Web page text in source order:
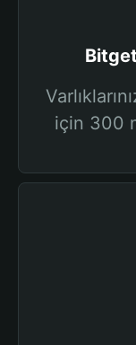
için 300